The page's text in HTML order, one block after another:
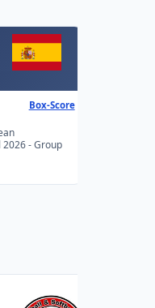
Box-Score
2026 - Group